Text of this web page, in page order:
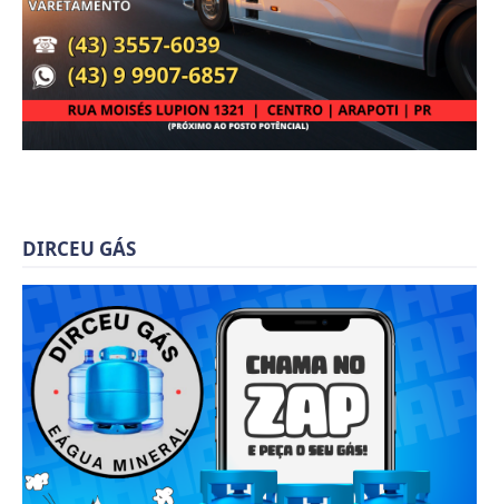
DIRCEU GÁS